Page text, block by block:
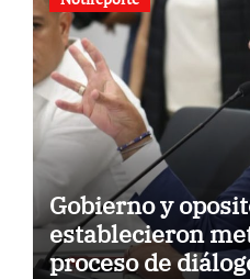
Gobierno y
establecieron
proceso de